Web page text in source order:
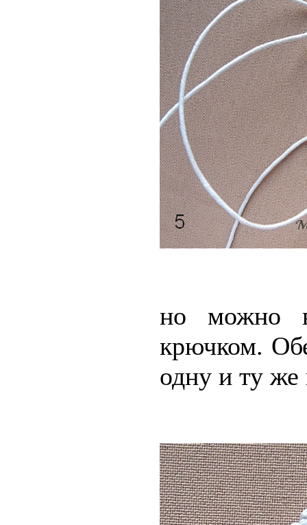
но можно
крючком.
одну и ту же